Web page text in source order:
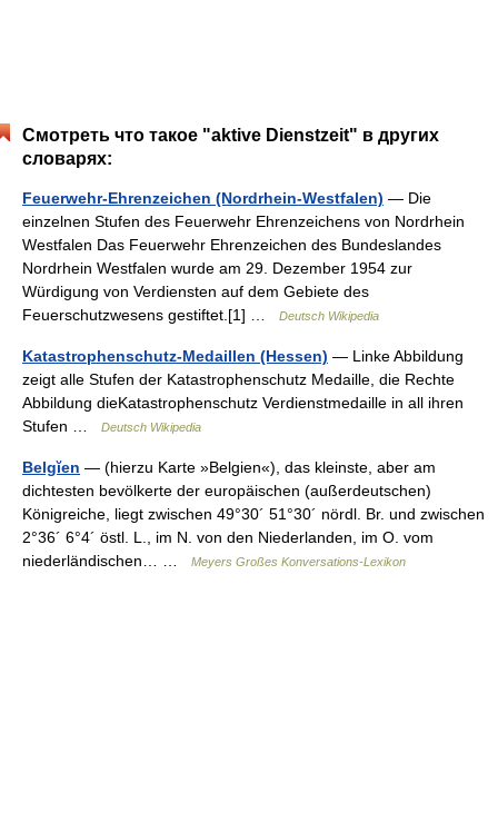
Смотреть что такое "aktive Dienstzeit" в других
словарях:
Feuerwehr-Ehrenzeichen (Nordrhein-Westfalen) — Die
einzelnen Stufen des Feuerwehr Ehrenzeichens von Nordrhein
Westfalen Das Feuerwehr Ehrenzeichen des Bundeslandes
Nordrhein Westfalen wurde am 29. Dezember 1954 zur
Würdigung von Verdiensten auf dem Gebiete des
Feuerschutzwesens gestiftet.[1] …
Deutsch Wikipedia
Katastrophenschutz-Medaillen (Hessen) — Linke Abbildung
zeigt alle Stufen der Katastrophenschutz Medaille, die Rechte
Abbildung dieKatastrophenschutz Verdienstmedaille in all ihren
Stufen …
Deutsch Wikipedia
Belgĭen — (hierzu Karte »Belgien«), das kleinste, aber am
dichtesten bevölkerte der europäischen (außerdeutschen)
Königreiche, liegt zwischen 49°30´ 51°30´ nördl. Br. und zwischen
2°36´ 6°4´ östl. L., im N. von den Niederlanden, im O. vom
niederländischen… …
Meyers Großes Konversations-Lexikon